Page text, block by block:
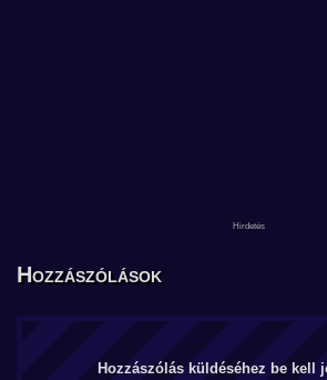
Hozzászólások
Hozzászólás küldéséhez be kell